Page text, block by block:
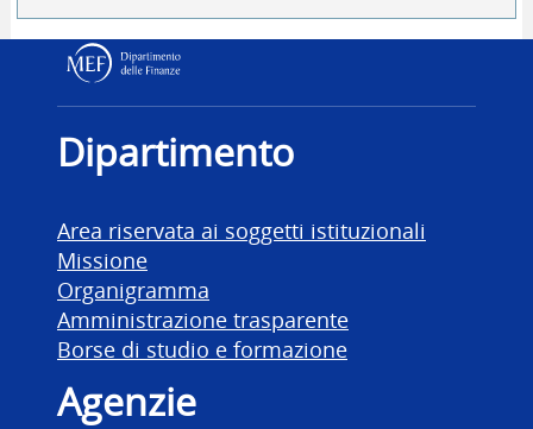
Dipartimento delle
Dipartimento
Area riservata ai soggetti istituzionali
Missione
Organigramma
Amministrazione trasparente
Borse di studio e formazione
Agenzie